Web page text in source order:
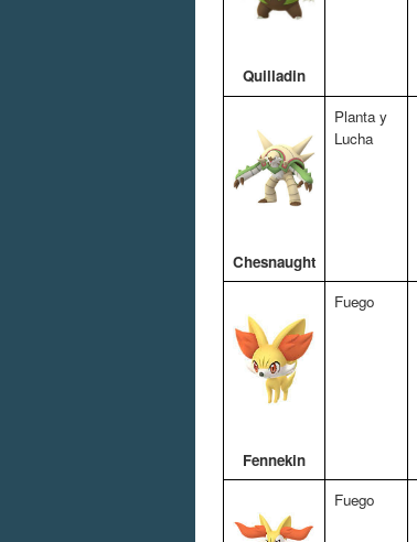
Quilladin
Chesnaught
Planta y
Lucha
Fennekin
Fuego
Fuego